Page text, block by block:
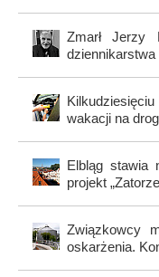
Zmarł Jerzy
wakacji na
Elbląg stawia
projekt
Związkowcy
oskarżenia.